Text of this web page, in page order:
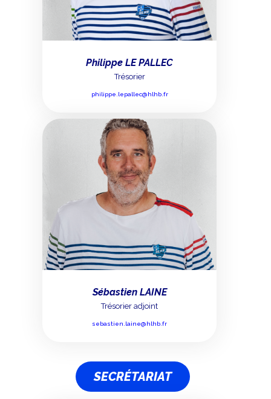
Philippe LE PALLEC
Trésorier
philippe.lepallec@hlhb.fr
Sébastien LAINE
Trésorier adjoint
sebastien.laine@hlhb.fr
SECRÉTARIAT